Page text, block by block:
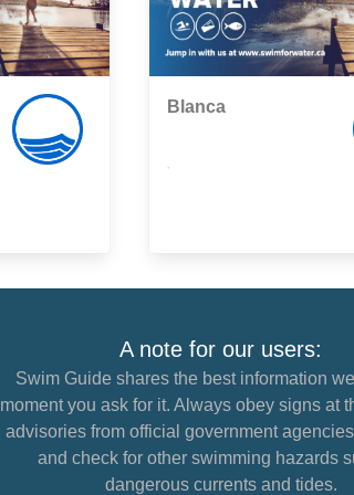
Blanca
A note for our users:
Swim Guide shares the best information
moment you ask for it. Always obey signs at
advisories from official government
and check for other swimming hazards
dangerous currents and tides.